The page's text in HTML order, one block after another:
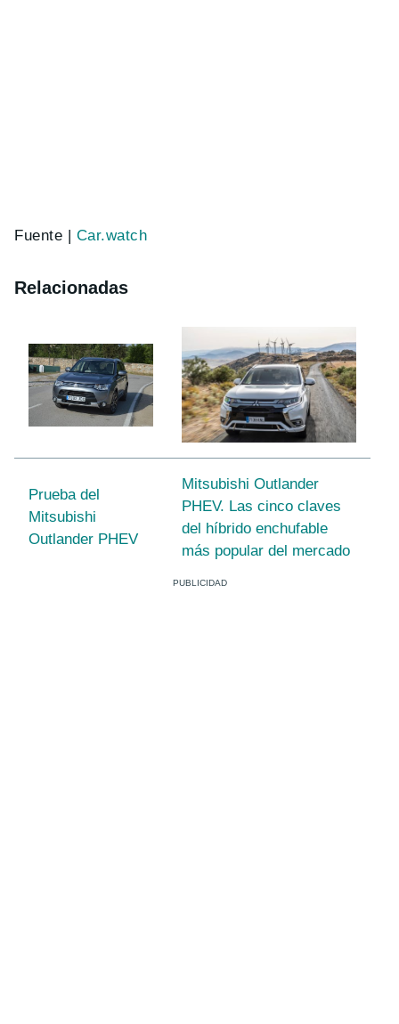
Fuente | Car.watch
Relacionadas
Prueba del
Mitsubishi
Outlander PHEV
Mitsubishi Outlander
PHEV. Las cinco claves
del híbrido enchufable
más popular del mercado